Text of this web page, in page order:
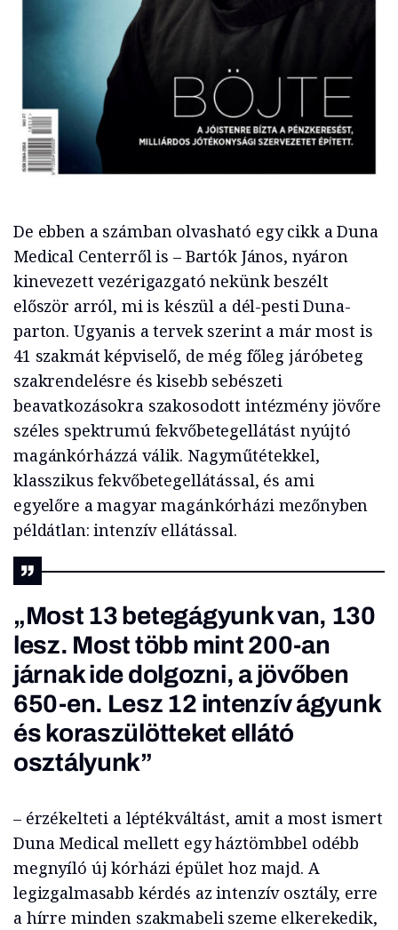
De ebben a számban olvasható egy cikk a Duna
Medical Centerről is – Bartók János, nyáron
kinevezett vezérigazgató nekünk beszélt
először arról, mi is készül a dél-pesti Duna-
parton. Ugyanis a tervek szerint a már most is
41 szakmát képviselő, de még főleg járóbeteg
szakrendelésre és kisebb sebészeti
beavatkozásokra szakosodott intézmény jövőre
széles spektrumú fekvőbetegellátást nyújtó
magánkórházzá válik. Nagyműtétekkel,
klasszikus fekvőbetegellátással, és ami
egyelőre a magyar magánkórházi mezőnyben
példátlan: intenzív ellátással.
„Most 13 betegágyunk van, 130
lesz. Most több mint 200-an
járnak ide dolgozni, a jövőben
650-en. Lesz 12 intenzív ágyunk
és koraszülötteket ellátó
osztályunk”
– érzékelteti a léptékváltást, amit a most ismert
Duna Medical mellett egy háztömbbel odébb
megnyíló új kórházi épület hoz majd. A
legizgalmasabb kérdés az intenzív osztály, erre
a hírre minden szakmabeli szeme elkerekedik,